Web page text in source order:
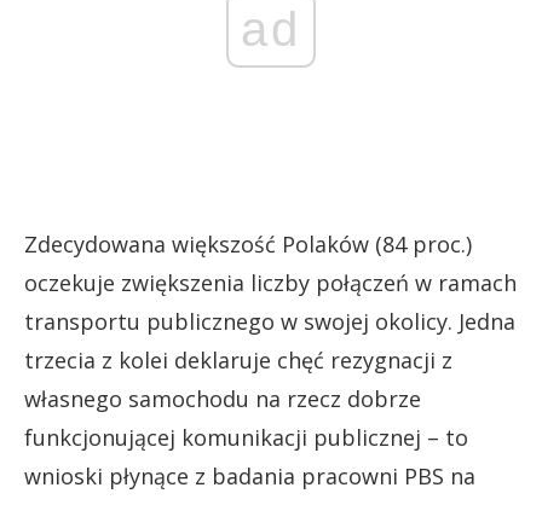
ad
Zdecydowana większość Polaków (84 proc.)
oczekuje zwiększenia liczby połączeń w ramach
transportu publicznego w swojej okolicy. Jedna
trzecia z kolei deklaruje chęć rezygnacji z
własnego samochodu na rzecz dobrze
funkcjonującej komunikacji publicznej – to
wnioski płynące z badania pracowni PBS na